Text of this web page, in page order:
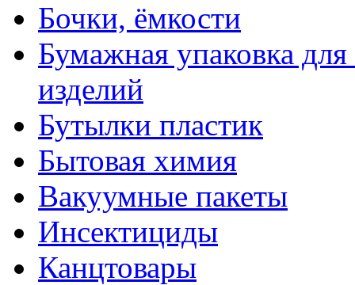
Бочки, ёмкости
Бумажная упаковка
изделий
Бутылки пластик
Бытовая химия
Вакуумные пакеты
Инсектициды
Канцтовары